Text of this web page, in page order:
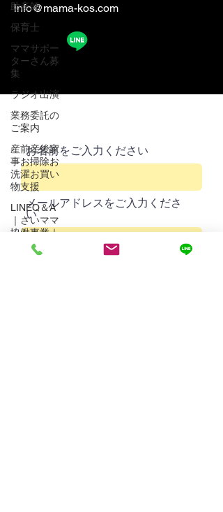
助産師
保育士
ママサポー
ターさん募
集
ラジオ出演
業務委託の
ご案内
産前産後家
事お掃除お
洗濯お買い
物支援
LINEQ＆A
｜さいママ
協働事業｜
妊娠出産育
児支援＆相
info@mama-kos.com
お名前をご入力ください
メールアドレスをご入力くださ
い